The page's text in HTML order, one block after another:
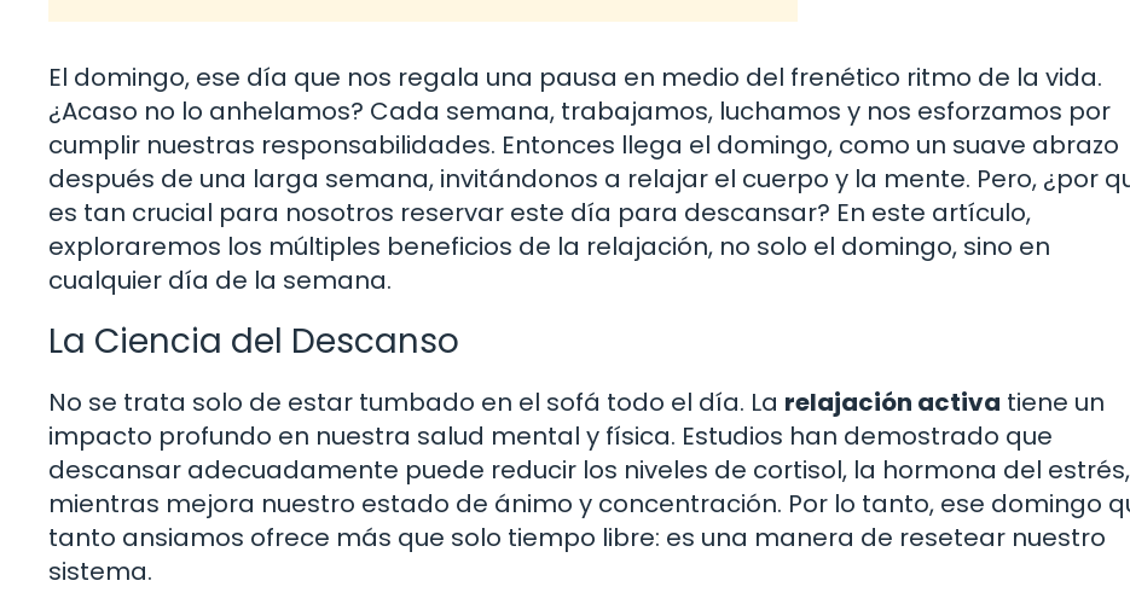
El domingo, ese día que nos regala una pausa en medio del frenético ritmo de la vida.
¿Acaso no lo anhelamos? Cada semana, trabajamos, luchamos y nos esforzamos por
cumplir nuestras responsabilidades. Entonces llega el domingo, como un suave abrazo
después de una larga semana, invitándonos a relajar el cuerpo y la mente. Pero, ¿por
es tan crucial para nosotros reservar este día para descansar? En este artículo,
exploraremos los múltiples beneficios de la relajación, no solo el domingo, sino en
cualquier día de la semana.
La Ciencia del Descanso
No se trata solo de estar tumbado en el sofá todo el día. La relajación activa tiene un
impacto profundo en nuestra salud mental y física. Estudios han demostrado que
descansar adecuadamente puede reducir los niveles de cortisol, la hormona del estrés,
mientras mejora nuestro estado de ánimo y concentración. Por lo tanto, ese domingo
tanto ansiamos ofrece más que solo tiempo libre: es una manera de resetear nuestro
sistema.